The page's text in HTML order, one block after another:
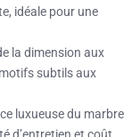
idéale pour une
la dimension aux
subtils aux
luxueuse du marbre